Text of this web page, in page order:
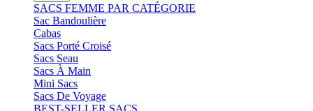
SACS FEMME PAR CATÉGORIE
Sac Bandoulière
Cabas
Sacs Porté Croisé
Sacs Seau
Sacs À Main
Mini Sacs
Sacs De Voyage